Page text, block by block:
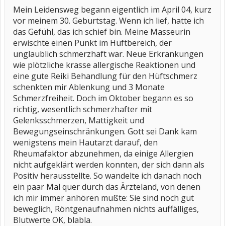
Mein Leidensweg begann eigentlich im April 04, kurz
vor meinem 30. Geburtstag. Wenn ich lief, hatte ich
das Gefühl, das ich schief bin. Meine Masseurin
erwischte einen Punkt im Hüftbereich, der
unglaublich schmerzhaft war. Neue Erkrankungen
wie plötzliche krasse allergische Reaktionen und
eine gute Reiki Behandlung für den Hüftschmerz
schenkten mir Ablenkung und 3 Monate
Schmerzfreiheit. Doch im Oktober begann es so
richtig, wesentlich schmerzhafter mit
Gelenksschmerzen, Mattigkeit und
Bewegungseinschränkungen. Gott sei Dank kam
wenigstens mein Hautarzt darauf, den
Rheumafaktor abzunehmen, da einige Allergien
nicht aufgeklärt werden konnten, der sich dann als
Positiv herausstellte. So wandelte ich danach noch
ein paar Mal quer durch das Ärzteland, von denen
ich mir immer anhören mußte: Sie sind noch gut
beweglich, Röntgenaufnahmen nichts auffälliges,
Blutwerte OK, blabla.